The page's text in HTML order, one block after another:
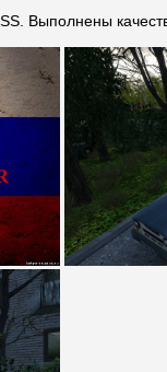
Выполнены